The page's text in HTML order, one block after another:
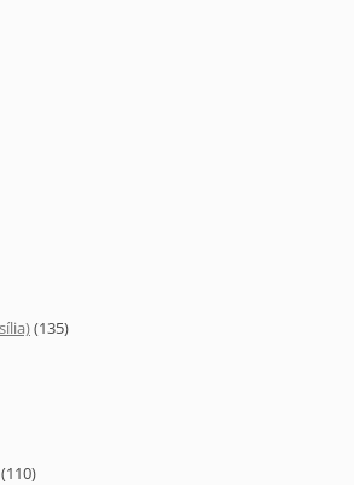
(135)
(110)